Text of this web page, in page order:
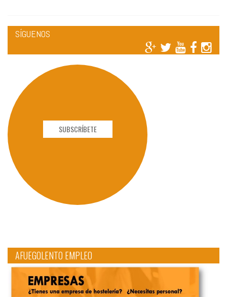
SÍGUENOS
SUBSCRÍBETE
AFUEGOLENTO EMPLEO